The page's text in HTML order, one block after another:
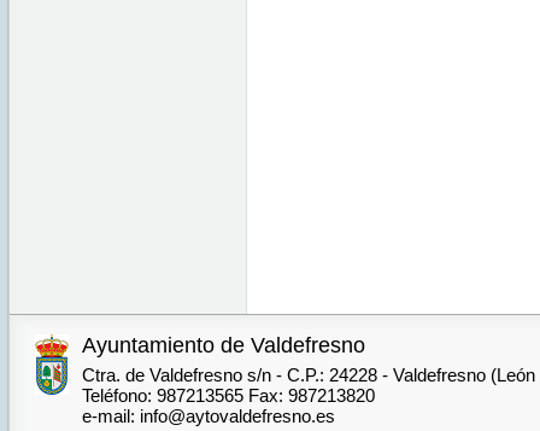
Ayuntamiento de Valdefresno
Ctra. de Valdefresno s/n - C.P.: 24228 - Valdefresno
Teléfono: 987213565 Fax: 987213820
e-mail: info@aytovaldefresno.es